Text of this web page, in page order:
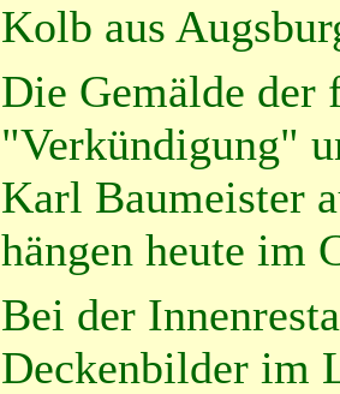
Kolb aus
Die Gemälde der
"Verkündigung"
Karl Baumeister
hängen heute im
Bei der
Deckenbilder im